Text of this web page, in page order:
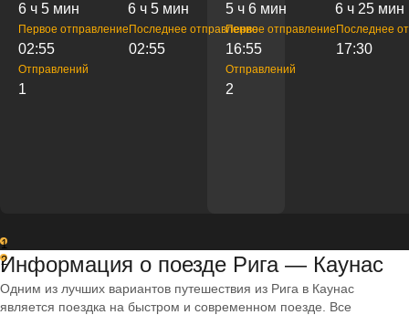
6 ч 5 мин 6 ч 5 мин
Первое отправление
02:55
Последнее отправление
02:55
Отправлений
1
5 ч 6 мин 6 ч 25 мин
Первое отправление
16:55
Последнее
17:30
Отправлений
2
1
2
Информация о поезде Рига — Каунас
Одним из лучших вариантов путешествия из Рига в Каунас
является поездка на быстром и современном поезде. Все